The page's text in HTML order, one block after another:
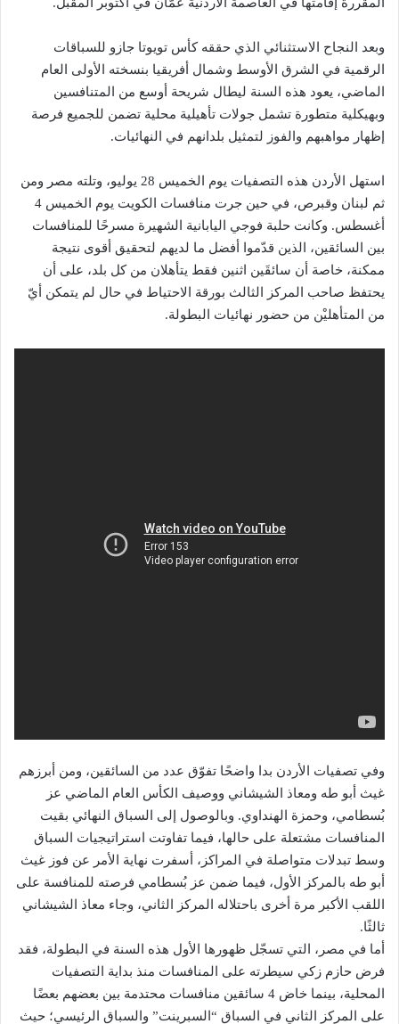
وبعد النجاح الاستثنائي الذي حققه كأس تويوتا جازو للسباقات
الرقمية في الشرق الأوسط وشمال أفريقيا بنسخته الأولى العام
الماضي، يعود هذه السنة ليطال شريحة أوسع من المتنافسين
وبهيكلية متطورة تشمل جولات تأهيلية محلية تضمن للجميع فرصة
إظهار مواهبهم والفوز لتمثيل بلدانهم في النهائيات.
استهل الأردن هذه التصفيات يوم الخميس 28 يوليو، وتلته مصر ومن
ثم لبنان وقبرص، في حين جرت منافسات الكويت يوم الخميس 4
أغسطس. وكانت حلبة فوجي اليابانية الشهيرة مسرحًا للمنافسات
بين السائقين، الذين قدّموا أفضل ما لديهم لتحقيق أقوى نتيجة
ممكنة، خاصة أن سائقَين اثنين فقط يتأهلان من كل بلد، على أن
يحتفظ صاحب المركز الثالث بورقة الاحتياط في حال لم يتمكن أيّ
من المتأهليْن من حضور نهائيات البطولة.
وفي تصفيات الأردن بدا واضحًا تفوّق عدد من السائقين، ومن أبرزهم
غيث أبو طه ومعاذ الشيشاني ووصيف الكأس العام الماضي عز
بُسطامي، وحمزة الهنداوي. وبالوصول إلى السباق النهائي بقيت
المنافسات مشتعلة على حالها، فيما تفاوتت استراتيجيات السباق
وسط تبدلات متواصلة في المراكز، أسفرت نهاية الأمر عن فوز غيث
أبو طه بالمركز الأول، فيما ضمن عز بُسطامي فرصته للمنافسة على
اللقب الأكبر مرة أخرى باحتلاله المركز الثاني، وجاء معاذ الشيشاني
ثالثًا.
أما في مصر، التي تسجّل ظهورها الأول هذه السنة في البطولة، فقد
فرض حازم زكي سيطرته على المنافسات منذ بداية التصفيات
المحلية، بينما خاض 4 سائقين منافسات محتدمة بين بعضهم بعضًا
على المركز الثاني في السباق “السبرينت” والسباق الرئيسي؛ حيث